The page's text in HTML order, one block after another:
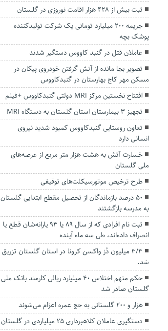
ثبت بیش از ۴۲۸ هزار اقامت نوروزی در گلستان
جریمه ۲۰۰ میلیارد تومانی یک شرکت تولیدکننده
پوشک بچه
عاملان قتل در گنبد کاووس دستگیر شدند
تصویر بجا مانده از آتش گرفتن خودروی پیکان در
مسکن مهر کاج بهارستان در گنبدکاووس
افتتاح نخستین مرکز MRI دولتی گنبدکاووس +فیلم
تجهیز ۳ بیمارستان استان گلستان به دستگاه MRI
تعاون روستایی گنبدکاووس کمبود شدید نیروی
انسانی دارد
خسارت آتش به هشت هزار متر مربع از عرصه‌های
ملی گلستان
طرح ترخیص موتورسیکلت‌های توقیفی
۵۰ درصد بازماندگان از تحصیل مقطع ابتدایی گلستان
به مدرسه بازگشتند
ثبت نام افرادی که از سال ۸۹ یا ۹۳ یارانه‌شان قطع یا
انصراف داده‌اند، طی سه ماه آینده
۳/۳ میلیون دُز واکسن کرونا در استان گلستان تزریق
شد.
حکم متهم اختلاس ۴۰ میلیارد ریالی کارمند بانک ملی
گلستان صادر شد
هزار و ۲۰۰ گلستانی به حج عمره اعزام می‌شوند
دستگیری عاملان کلاهبرداری 25 میلیاردی در گلستان